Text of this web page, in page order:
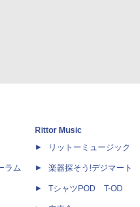
ラム
Rittor Music
リットーミュージック
楽器探そう!デジマート
TシャツPOD T-OD